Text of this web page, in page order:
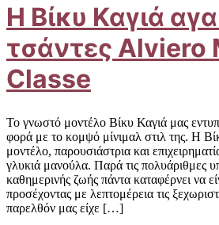
Η Βίκυ Καγιά
τσάντες Alviero
Classe
To γνωστό μοντέλο Βίκυ Καγιά μας
φορά με το κομψό μίνιμαλ στιλ της. Η
μοντέλο, παρουσιάστρια και
γλυκιά μανούλα. Παρά τις πολυάριθμες
καθημερινής ζωής πάντα καταφέρνει να
προσέχοντας με λεπτομέρεια τις
παρελθόν μας είχε […]